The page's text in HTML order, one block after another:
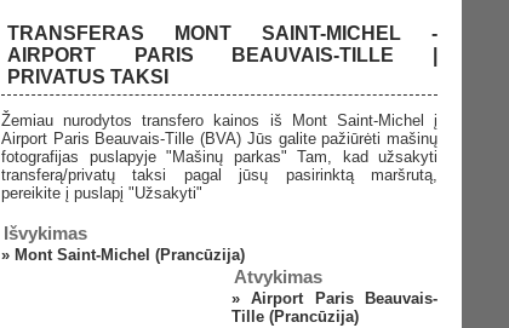
TRANSFERAS MONT SAINT-MICHEL -
AIRPORT PARIS BEAUVAIS-TILLE |
PRIVATUS TAKSI
Žemiau nurodytos transfero kainos iš Mont Saint-Michel į
Airport Paris Beauvais-Tille (BVA) Jūs galite pažiūrėti mašinų
fotografijas puslapyje "Mašinų parkas" Tam, kad užsakyti
transferą/privatų taksi pagal jūsų pasirinktą maršrutą,
pereikite į puslapį "Užsakyti"
Išvykimas
» Mont Saint-Michel (Prancūzija)
Atvykimas
»Airport Paris Beauvais-
Tille (Prancūzija)